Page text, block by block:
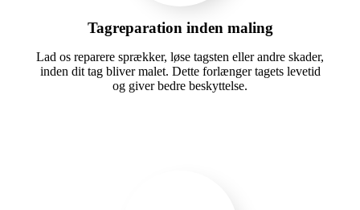
Tagreparation inden maling
Lad os reparere sprækker, løse tagsten eller andre skader,
inden dit tag bliver malet. Dette forlænger tagets levetid
og giver bedre beskyttelse.